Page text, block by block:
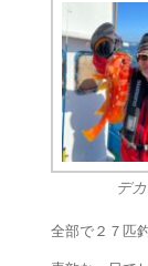
デ
全部で２７匹